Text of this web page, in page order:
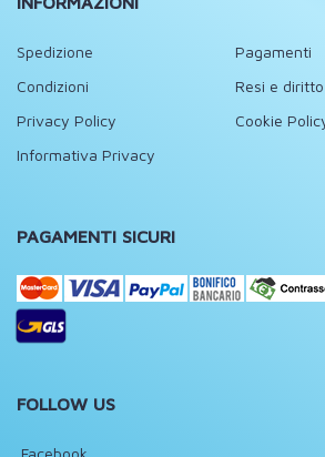
Spedizione
Pagamenti
Condizioni
Resi e
Privacy Policy
Cookie
Informativa Privacy
PAGAMENTI SICURI
FOLLOW US
Facebook